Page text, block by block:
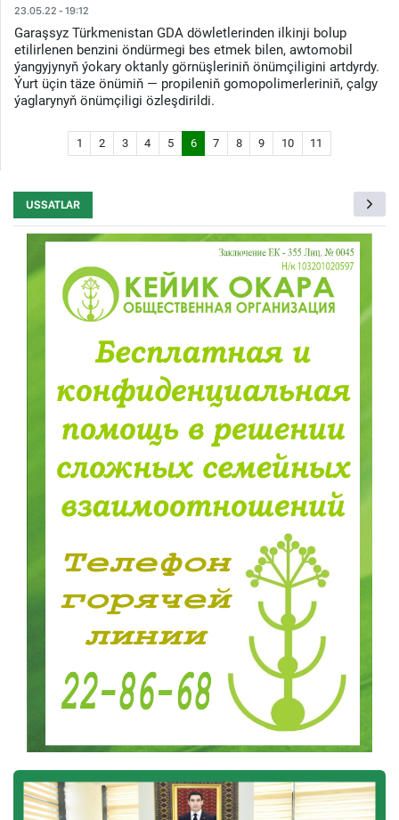
23.05.22 - 19:12
Garaşsyz Türkmenistan GDA döwletlerinden ilkinji bolup
etilirlenen benzini öndürmegi bes etmek bilen, awtomobil
ýangyjynyň ýokary oktanly görnüşleriniň önümçiligini artdyrdy.
Ýurt üçin täze önümiň — propileniň gomopolimerleriniň, çalgy
ýaglarynyň önümçiligi özleşdirildi.
1 2 3 4 5 6 7 8 9 10 11
USSATLAR